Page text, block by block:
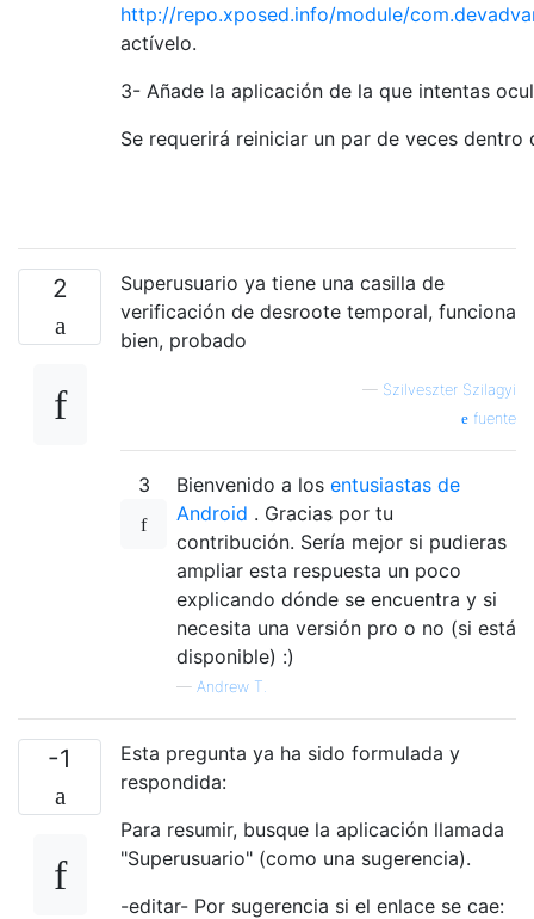
http://repo.xposed.info/module/
actívelo.
3- Añade la aplicación de la que intentas
Se requerirá reiniciar un par de veces dentro
2
Superusuario ya tiene una casilla de
verificación de desroote temporal, funciona
bien, probado
— Szilveszter Szilagyi
fuente
3 Bienvenido a los entusiastas de
Android . Gracias por tu
contribución. Sería mejor si pudieras
ampliar esta respuesta un poco
explicando dónde se encuentra y si
necesita una versión pro o no (si está
disponible) :)
— Andrew T.
-1
Esta pregunta ya ha sido formulada y
respondida:
Para resumir, busque la aplicación llamada
"Superusuario" (como una sugerencia).
-editar- Por sugerencia si el enlace se cae: